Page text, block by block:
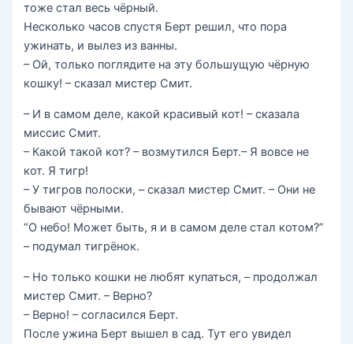
тоже стал весь чёрный.
Несколько часов спустя Берт решил, что пора
ужинать, и вылез из ванны.
– Ой, только поглядите на эту большущую чёрную
кошку! – сказал мистер Смит.
– И в самом деле, какой красивый кот! – сказала
миссис Смит.
– Какой такой кот? – возмутился Берт.– Я вовсе не
кот. Я тигр!
– У тигров полоски, – сказал мистер Смит. – Они не
бывают чёрными.
“О небо! Может быть, я и в самом деле стал котом?”
– подумал тигрёнок.
– Но только кошки не любят купаться, – продолжал
мистер Смит. – Верно?
– Верно! – согласился Берт.
После ужина Берт вышел в сад. Тут его увидел